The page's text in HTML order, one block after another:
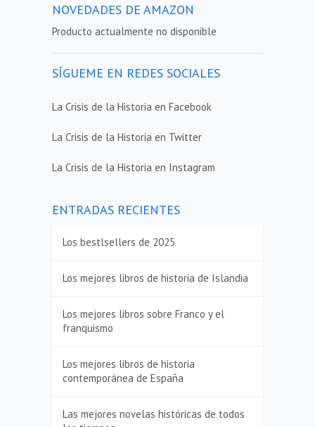
NOVEDADES DE AMAZON
Producto actualmente no disponible
SÍGUEME EN REDES SOCIALES
La Crisis de la Historia en Facebook
La Crisis de la Historia en Twitter
La Crisis de la Historia en Instagram
ENTRADAS RECIENTES
Los bestlsellers de 2025
Los mejores libros de historia de Islandia
Los mejores libros sobre Franco y el
franquismo
Los mejores libros de historia
contemporánea de España
Las mejores novelas históricas de todos